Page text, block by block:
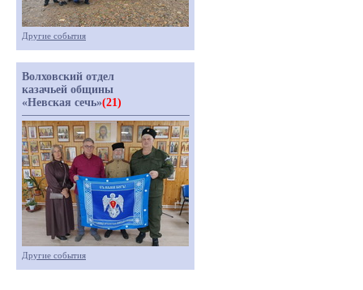
Другие события
Волховский отдел
казачьей общины
«Невская сечь»(21)
Другие события